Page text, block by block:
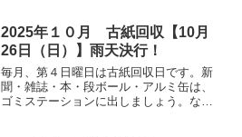
かが40センチメートルを超える大きさの
ものは、粗大ごみとな...
2025年１０月 古紙回収【10月
26日（日）】雨天決行！
毎月、第４日曜日は古紙回収日です。新
聞・雑誌・本・段ボール・アルミ缶は、
ゴミステーションに出しましょう。な